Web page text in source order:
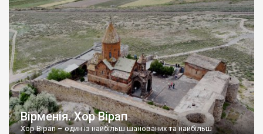
Вірменія. Хор Вірап
Хор Вірап – один із найбільш шанованих та найбільш